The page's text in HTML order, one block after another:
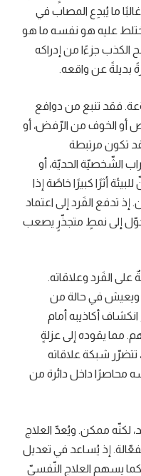
ما يُبدِع المصاب في
عليه هو نفسه ما هو
الكذب جزءًا من إدراكه
بديلةً عن واقعه.
فقد تنبع من دوافع
أو الخوف من الرّفض، أو
تكون مرتبطة
الشّخصيّة الحديّة، أو
أثرًا كبيرًا خاصًة إذا
إذ تدفع الفَرد إلى اعتماد
إلى نمطٍ متجذّرٍ يصعب
الفَرد وعلاقاته.
ويعيش في حالة من
أكاذيبه أمام
مما يقوده إلى عزلةٍ
شبكة علاقاته
محاصرًا داخل دائرة من
لكنّه ممكن. ويُعدّ العلاج
إذ يُساعد في تعديل
يسهم العلاج النّفسيّ